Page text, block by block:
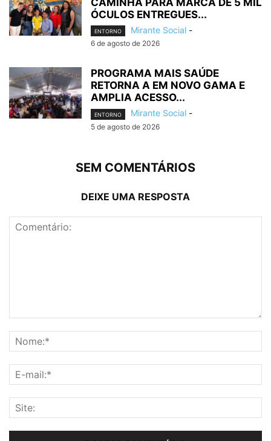
CAMINHA PARA MARCA DE 5 MIL
ÓCULOS ENTREGUES...
ENTORNO Mirante Social -
6 de agosto de 2026
PROGRAMA MAIS SAÚDE
RETORNA A EM NOVO GAMA E
AMPLIA ACESSO...
ENTORNO Mirante Social -
5 de agosto de 2026
SEM COMENTÁRIOS
DEIXE UMA RESPOSTA